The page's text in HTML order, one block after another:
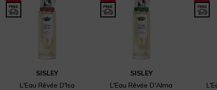
SISLEY
L'Eau Rêvée D'Isa
SISLEY
L'Eau Rêvée D'Alma